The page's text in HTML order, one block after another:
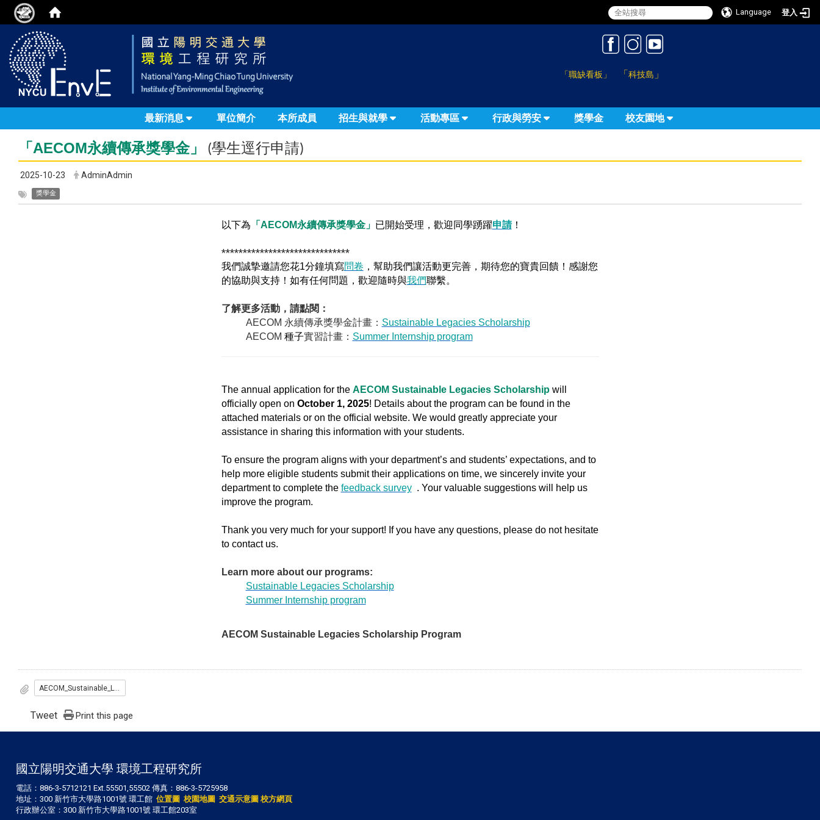
Language 登入
「職缺看板」 「科技島 」
最新消息 單位簡介 本所成員 招生與就學 活動專區 行政與勞安 獎學金 校友園地
「 AECOM永續傳承獎學金」 (學生逕行申請)
2025-10-23 AdminAdmin
獎學金
以下為 「 AECOM永續傳承獎學金」 已開始受理，歡迎同學踴躍申請！
******************************
我們誠摯邀請您花1分鐘填寫問卷 ，幫助我們讓活動更完善，期待您的寶貴回饋！感謝您
的協助與支持！如有任何問題，歡迎隨時與我們聯繫。
了解更多活動，請點閱：
AECOM 永續傳承獎學金計畫： Sustainable Legacies Scholarship
AECOM 種子實習計畫： Summer Internship program
The annual application for the AECOM Sustainable Legacies Scholarshipwill
officially open on October 1, 2025! Details about the program can be found in the
attached materials or on the official website. We would greatly appreciate your
assistance in sharing this information with your students.
To ensure the program aligns with your department’s and students’ expectations, and to
help more eligible students submit their applications on time, we sincerely invite your
department to complete the feedback survey . Your valuable suggestions will help us
improve the program.
Thank you very much for your support! If you have any questions, please do not hesitate
to contact us.
Learn more about our programs:
Sustainable Legacies Scholarship
Summer Internship program
AECOM Sustainable Legacies Scholarship Program
Tweet Print this page
國立陽明交通大學 環境工程研究所
電話：886-3-5712121 Ext.55501,55502 傳真：886-3-5725958
地址：300 新竹市大學路1001號 環工館 位置圖 校園地圖 交通示意圖 校方網頁
行政辦公室：300 新竹市大學路1001號 環工館203室